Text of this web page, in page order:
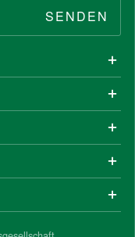
SENDEN